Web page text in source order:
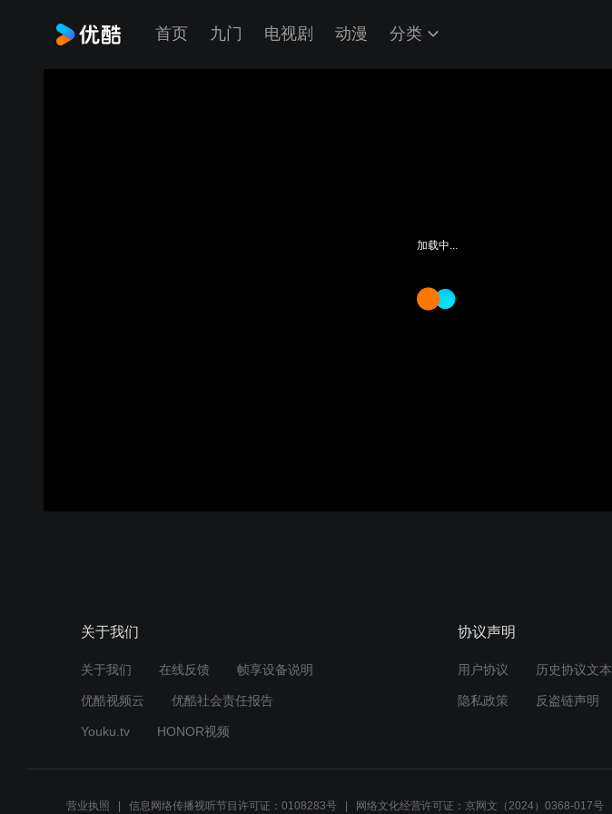
首页 九门 电视剧 动漫 分类
加载中...
关于我们
关于我们 在线反馈 帧享设备说明
优酷视频云 优酷社会责任报告
Youku.tv HONOR视频
协议声明
用户协议 历史协议文本
隐私政策 反盗链声明
营业执照 信息网络传播视听节目许可证：0108283号 网络文化经营许可证：京网文（2024）0368-017号